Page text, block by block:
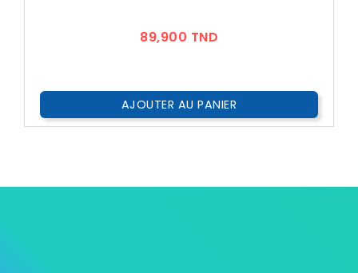
89,900 TND
AJOUTER AU PANIER